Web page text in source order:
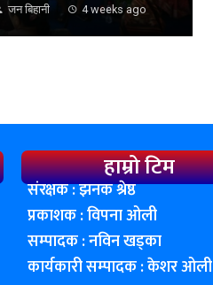
जन बिहानी 4 weeks ago
हाम्रो टिम
संरक्षक : झनक श्रेष्ठ
प्रकाशक : विपना ओली
सम्पादक : नविन खड्का
कार्यकारी सम्पादक : केशर ओली